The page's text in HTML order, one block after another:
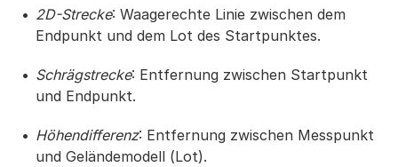
2D-Strecke: Waagerechte Linie zwischen dem
Endpunkt und dem Lot des Startpunktes.
Schrägstrecke: Entfernung zwischen Startpunkt
und Endpunkt.
Höhendifferenz: Entfernung zwischen Messpunkt
und Geländemodell (Lot).